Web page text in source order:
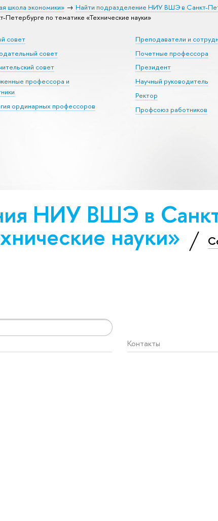
школа экономики» Найти подразделение НИУ ВШЭ в Санкт-
по тематике «Тех­ничес­кие науки»
совет
совет
совет
профессора и
ординарных профессоров
Преподаватели и
Почетные профессора
Президент
Научный руководитель
Ректор
Профсоюз работников
НИУ ВШЭ в
науки»
Контакты